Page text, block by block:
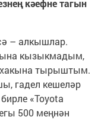
кәефне тагын
– алкышлар.
кызыкмадым,
тырыштым.
гадел кешеләр
«Toyota
500 меңнән